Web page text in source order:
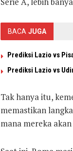
BACA JUGA
Prediksi Lazio vs
Prediksi Lazio vs
Tak hanya itu,
memastikan
mana mereka